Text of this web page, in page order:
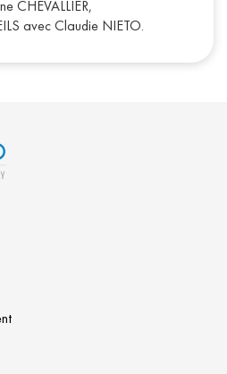
CHEVALLIER,
avec Claudie NIETO.